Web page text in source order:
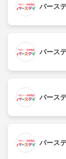
バース
バース
バース
バース